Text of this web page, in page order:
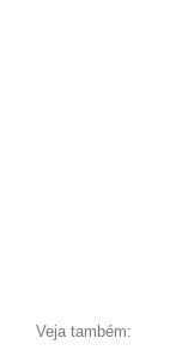
Veja também: